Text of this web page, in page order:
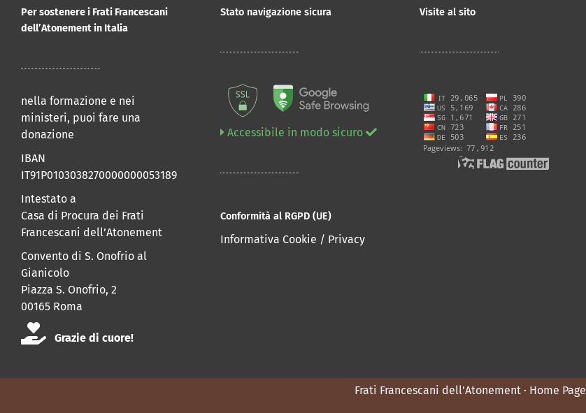
Per sostenere i Frati Francescani
dell’Atonement in Italia
nella formazione e nei
ministeri, puoi fare una
donazione
IBAN
IT91P0103038270000000053189
Intestato a
Casa di Procura dei Frati
Francescani dell’Atonement
Convento di S. Onofrio al
Gianicolo
Piazza S. Onofrio, 2
00165 Roma
Grazie di cuore!
Stato navigazione sicura
Accessibile in modo sicuro
Conformità al RGPD (UE)
Informativa Cookie / Privacy
Visite al sito
Frati Francescani dell'Atonement · Home Page